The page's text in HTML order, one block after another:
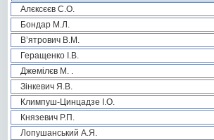
Алєксєєв С.О.
Бондар М.Л.
В’ятрович В.М.
Геращенко І.В.
Джемілєв М. .
Зінкевич Я.В.
Климпуш-Цинцадзе І.О.
Князевич Р.П.
Лопушанський А.Я.